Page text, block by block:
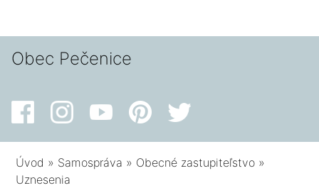
Obec Pečenice
Úvod » Samospráva » Obecné zastupiteľstvo »
Uznesenia